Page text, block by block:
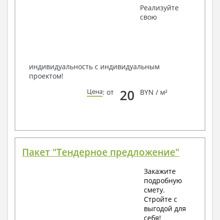
Получить профессиональную консультацию у
наших специалистов, Вы можете любым
Реализуйте
свою
индивидуальность с индивидуальным
проектом!
Цена: от 20 BYN / м²
Пакет "Тендерное предложение"
Закажите
подробную
смету.
Стройте с
выгодой для
себя!